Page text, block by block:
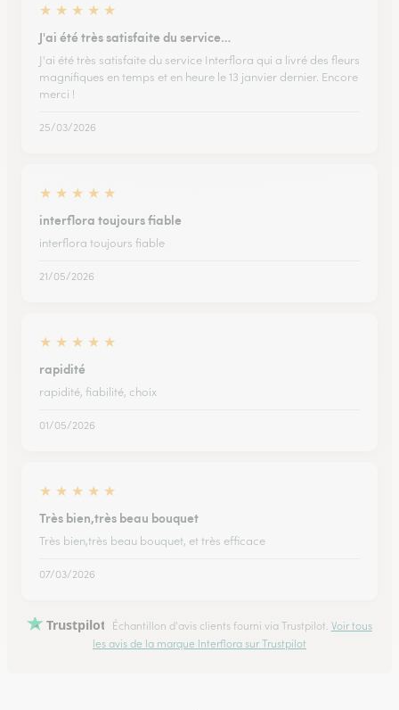
★ ★ ★ ★ ★
J'ai été très satisfaite du service…
J'ai été très satisfaite du service Interflora qui a livré des fleurs
magnifiques en temps et en heure le 13 janvier dernier. Encore
merci !
25/03/2026
★ ★ ★ ★ ★
interflora toujours fiable
interflora toujours fiable
21/05/2026
★ ★ ★ ★ ★
rapidité
rapidité, fiabilité, choix
01/05/2026
★ ★ ★ ★ ★
Très bien,très beau bouquet
Très bien,très beau bouquet, et très efficace
07/03/2026
Trustpilot Échantillon d'avis clients fourni via Trustpilot. Voir tous
les avis de la marque Interflora sur Trustpilot